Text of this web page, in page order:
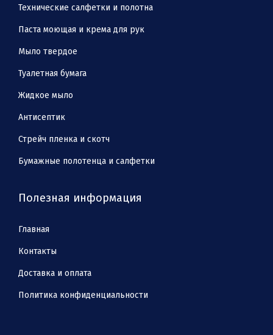
Технические салфетки и полотна
Паста моющая и крема для рук
Мыло твердое
Туалетная бумага
Жидкое мыло
Антисептик
Стрейч пленка и скотч
Бумажные полотенца и салфетки
Полезная информация
Главная
Контакты
Доставка и оплата
Политика конфиденциальности